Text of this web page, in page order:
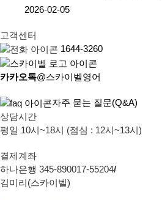
2026-02-05
고객센터
1644-3260
카카오톡@스카이벨영어
자주 묻는 질문(Q&A)
상담시간
평일 10시~18시 (점심 : 12시~13시)
결제계좌
하나은행 345-890017-55204/
김미리(스카이벨)